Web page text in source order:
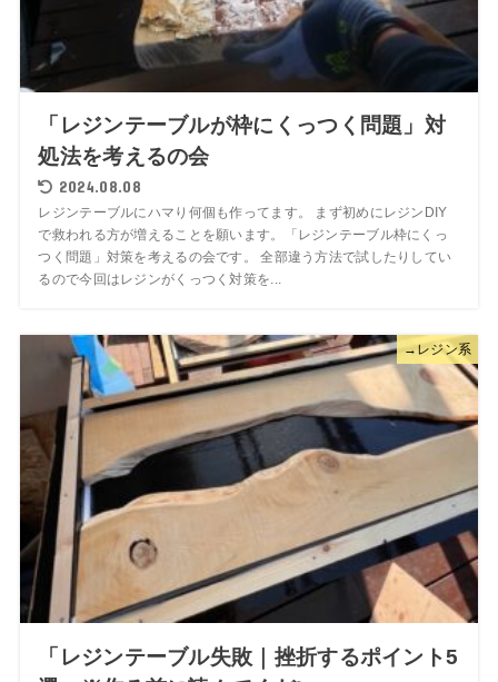
「レジンテーブルが枠にくっつく問題」対
処法を考えるの会
2024.08.08
レジンテーブルにハマり何個も作ってます。 まず初めにレジンDIY
で救われる方が増えることを願います。「レジンテーブル枠にくっ
つく問題」対策を考えるの会です。 全部違う方法で試したりしてい
るので今回はレジンがくっつく対策を...
→レジン系
「レジンテーブル失敗｜挫折するポイント5